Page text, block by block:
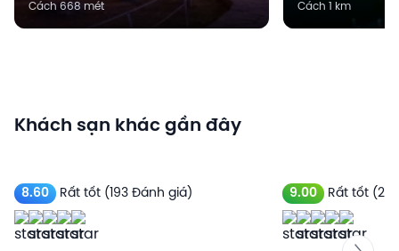
Cách 668 mét Cách 1 km
Khách sạn khác gần đây
8.60 Rất tốt (193 Đánh giá) 9.00 Rất tốt